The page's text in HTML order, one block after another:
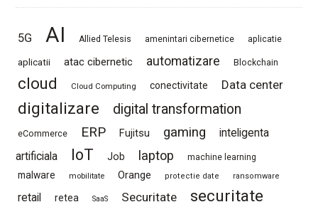
5G AI Allied Telesis amenintari cibernetice aplicatie
aplicatii atac cibernetic automatizare Blockchain
cloud Cloud Computing conectivitate Data center
digitalizare digital transformation
eCommerce ERP Fujitsu gaming
inteligenta
artificiala
IoT Job laptop machine learning
malware mobilitate Orange protectie date ransomware
retail retea SaaS Securitate
securitate